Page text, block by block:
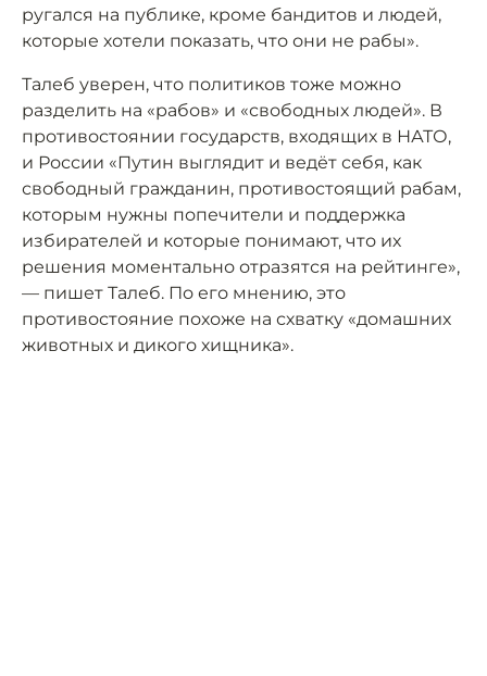
ругался на публике, кроме бандитов и людей,
которые хотели показать, что они не рабы».
Талеб уверен, что политиков тоже можно
разделить на «рабов» и «свободных людей». В
противостоянии государств, входящих в НАТО,
и России «Путин выглядит и ведёт себя, как
свободный гражданин, противостоящий рабам,
которым нужны попечители и поддержка
избирателей и которые понимают, что их
решения моментально отразятся на рейтинге»,
— пишет Талеб. По его мнению, это
противостояние похоже на схватку «домашних
животных и дикого хищника».